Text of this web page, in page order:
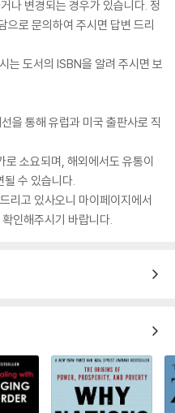
나 변경되는 경우가 있습니다. 정
으로 문의하여 주시면 답변 드리
는 도서의 ISBN을 알려 주시면 보
을 통해 유럽과 미국 출판사로 직
소요되며, 해외에서도 유통이
될 수 있습니다.
리고 있사오니 마이페이지에서
인해주시기 바랍니다.